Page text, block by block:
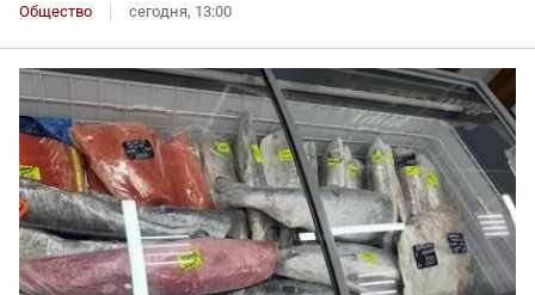
Общество сегодня, 13:00